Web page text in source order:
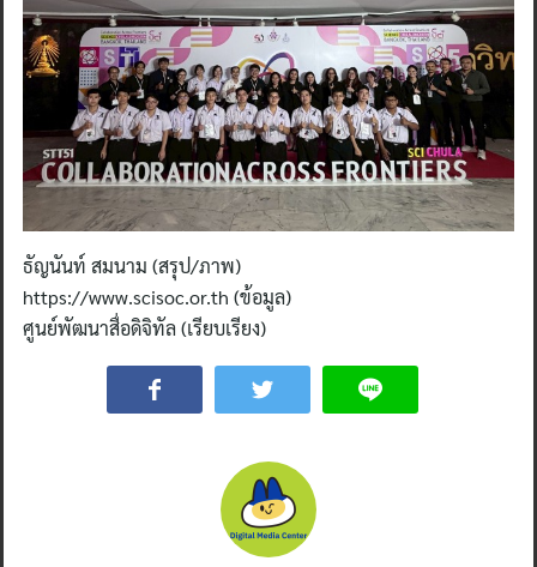
ธัญนันท์ สมนาม (สรุป/ภาพ)
https://www.scisoc.or.th (ข้อมูล)
ศูนย์พัฒนาสื่อดิจิทัล (เรียบเรียง)